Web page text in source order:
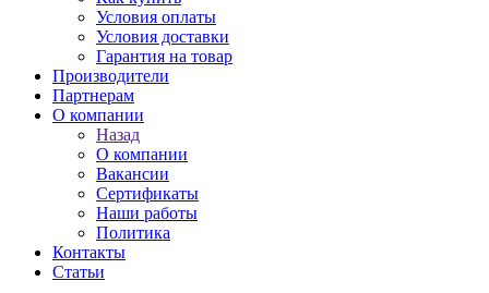
Условия оплаты
Условия доставки
Гарантия на товар
Производители
Партнерам
О компании
Назад
О компании
Вакансии
Сертификаты
Наши работы
Политика
Контакты
Статьи